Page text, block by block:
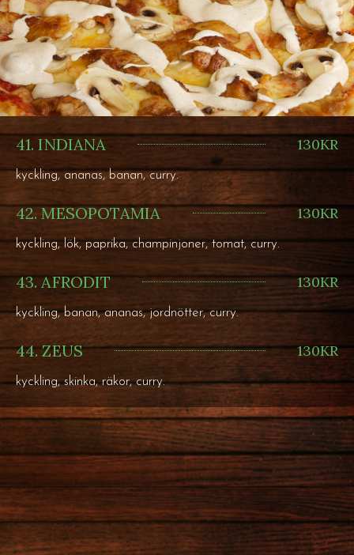
41. INDIANA 130KR
kyckling, ananas, banan, curry.
42. MESOPOTAMIA 130KR
kyckling, lök, paprika, champinjoner, tomat, curry.
43. AFRODIT 130KR
kyckling, banan, ananas, jordnötter, curry.
44. ZEUS 130KR
kyckling, skinka, räkor, curry.